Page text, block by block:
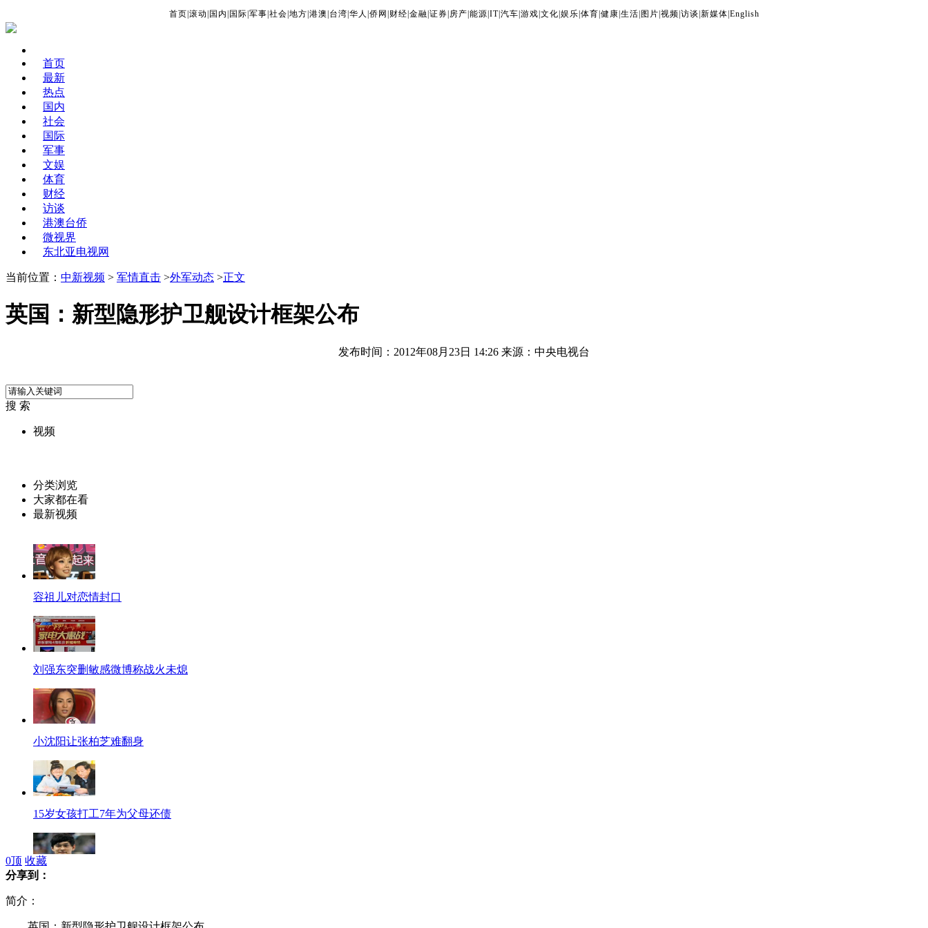
首页 滚动 国内 国际 军事 社会 地方 港澳 台湾 华人 侨网 财经 金融 证券 房产 能源 IT| 汽车 游戏 文化 娱乐 体育 健康 生活 图片 视频 访谈 新媒体 English
首页
最新
热点
国内
社会
国际
军事
文娱
体育
财经
访谈
港澳台侨
微视界
东北亚电视网
当前位置： 中新视频 > 军情直击 >外军动态 >正文
英国：新型隐形护卫舰设计框架公布
发布时间：2012年08月23日 14:26 来源：中央电视台
搜 索
视频
分类浏览
大家都在看
最新视频
容祖儿对恋情封口
刘强东突删敏感微博称战火未熄
小沈阳让张柏芝难翻身
15岁女孩打工7年为父母还债
0顶 收藏
分享到：
简介：